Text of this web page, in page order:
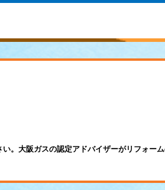
。大阪ガスの認定アドバイザーがリフォーム